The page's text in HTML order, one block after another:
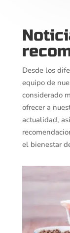
Desde los
equipo de
considerado
ofrecer a
actualidad,
el bienestar